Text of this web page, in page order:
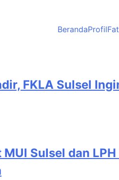
BerandaProfil
FKLA Sulsel
MUI Sulsel dan